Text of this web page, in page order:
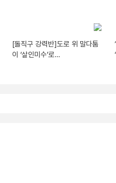
[돌직구 강력반]도로 위 말다툼
이 ‘살인미수’로…